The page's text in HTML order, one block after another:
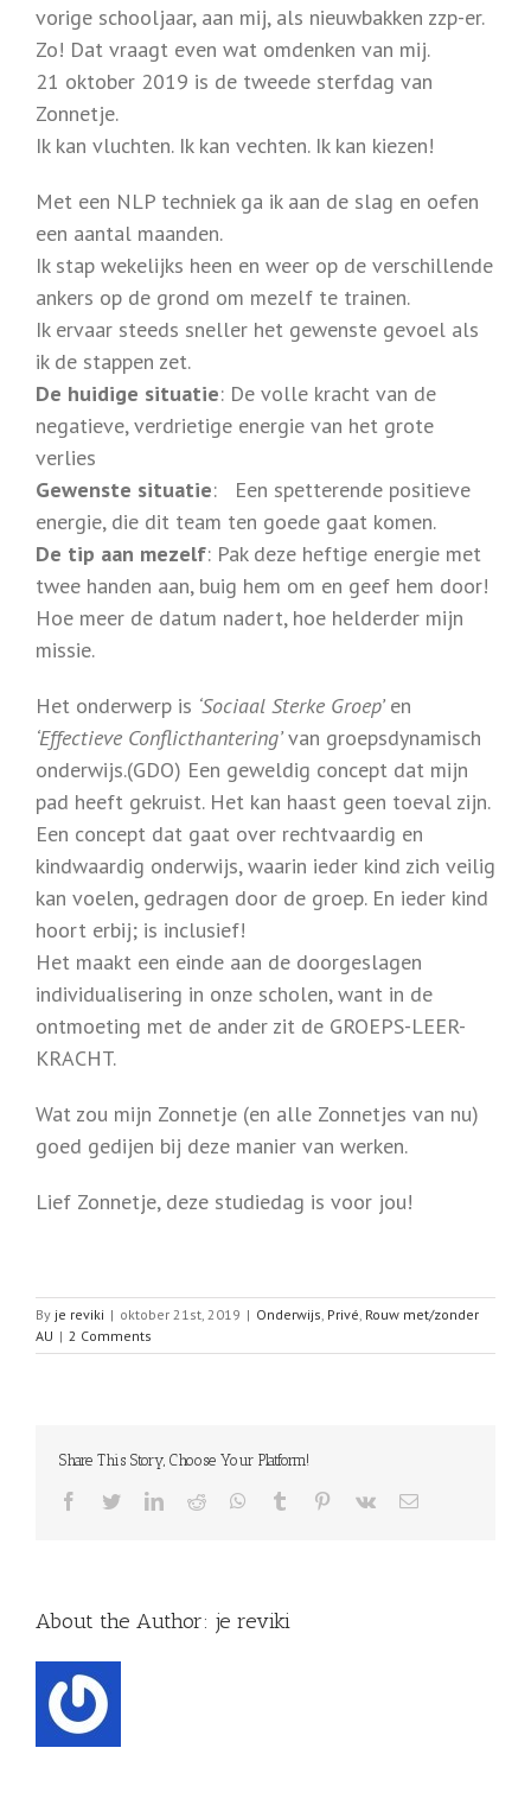
vorige schooljaar, aan mij, als nieuwbakken zzp-er.
Zo! Dat vraagt even wat omdenken van mij.
21 oktober 2019 is de tweede sterfdag van
Zonnetje.
Ik kan vluchten. Ik kan vechten. Ik kan kiezen!
Met een NLP techniek ga ik aan de slag en oefen
een aantal maanden.
Ik stap wekelijks heen en weer op de verschillende
ankers op de grond om mezelf te trainen.
Ik ervaar steeds sneller het gewenste gevoel als
ik de stappen zet.
De huidige situatie: De volle kracht van de
negatieve, verdrietige energie van het grote
verlies
Gewenste situatie: Een spetterende positieve
energie, die dit team ten goede gaat komen.
De tip aan mezelf: Pak deze heftige energie met
twee handen aan, buig hem om en geef hem door!
Hoe meer de datum nadert, hoe helderder mijn
missie.
Het onderwerp is ‘Sociaal Sterke Groep’en
‘Effectieve Conflicthantering’van groepsdynamisch
onderwijs.(GDO) Een geweldig concept dat mijn
pad heeft gekruist. Het kan haast geen toeval zijn.
Een concept dat gaat over rechtvaardig en
kindwaardig onderwijs, waarin ieder kind zich veilig
kan voelen, gedragen door de groep. En ieder kind
hoort erbij; is inclusief!
Het maakt een einde aan de doorgeslagen
individualisering in onze scholen, want in de
ontmoeting met de ander zit de GROEPS-LEER-
KRACHT.
Wat zou mijn Zonnetje (en alle Zonnetjes van nu)
goed gedijen bij deze manier van werken.
Lief Zonnetje, deze studiedag is voor jou!
By je reviki | oktober 21st, 2019 | Onderwijs Privé Rouw met/zonder
AU | 2 Comments
Share This Story, Choose Your Platform!
Facebook
TwitterLinkedIn
Reddit WhatsApp
Tumblr Pinterest
Vk Email
About the Author: je reviki